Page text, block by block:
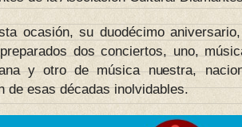
ocasión, su duodécimo
dos conciertos, uno,
y otro de música nuestra,
de esas décadas inolvidables.